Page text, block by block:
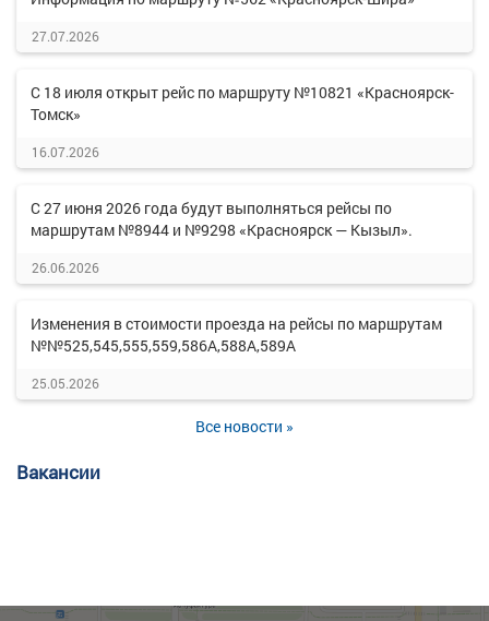
27.07.2026
С 18 июля открыт рейс по маршруту №10821 «Красноярск-
Томск»
16.07.2026
С 27 июня 2026 года будут выполняться рейсы по
маршрутам №8944 и №9298 «Красноярск — Кызыл».
26.06.2026
Изменения в стоимости проезда на рейсы по маршрутам
№№525,545,555,559,586А,588А,589А
25.05.2026
Все новости »
Вакансии